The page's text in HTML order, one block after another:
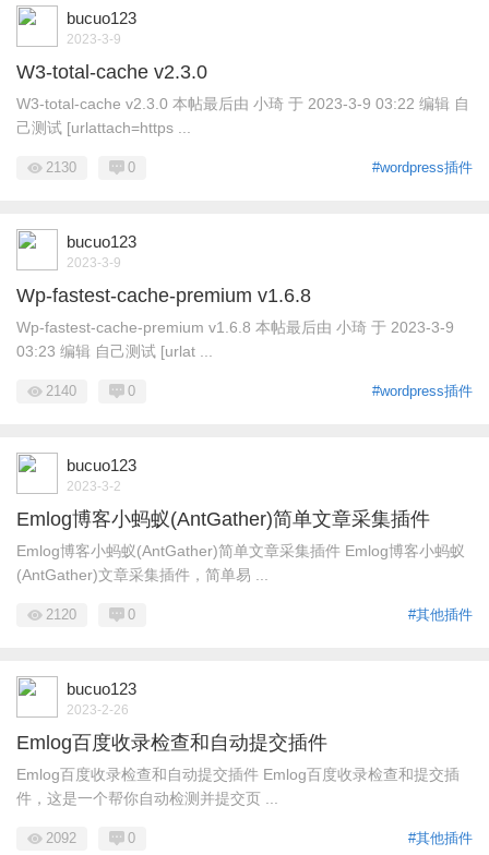
bucuo123
2023-3-9
W3-total-cache v2.3.0
W3-total-cache v2.3.0 本帖最后由 小琦 于 2023-3-9 03:22 编辑 自
己测试 [urlattach=https ...
#wordpress插件
2130 0
bucuo123
2023-3-9
Wp-fastest-cache-premium v1.6.8
Wp-fastest-cache-premium v1.6.8 本帖最后由 小琦 于 2023-3-9
03:23 编辑 自己测试 [urlat ...
#wordpress插件
2140 0
bucuo123
2023-3-2
Emlog博客小蚂蚁(AntGather)简单文章采集插件
Emlog博客小蚂蚁(AntGather)简单文章采集插件 Emlog博客小蚂蚁
(AntGather)文章采集插件，简单易 ...
#其他插件
2120 0
bucuo123
2023-2-26
Emlog百度收录检查和自动提交插件
Emlog百度收录检查和自动提交插件 Emlog百度收录检查和提交插
件，这是一个帮你自动检测并提交页 ...
#其他插件
2092 0